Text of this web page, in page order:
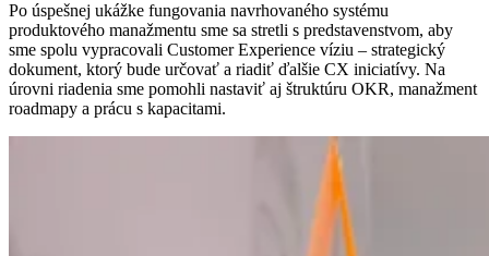
Po úspešnej ukážke fungovania navrhovaného systému
produktového manažmentu sme sa stretli s predstavenstvom, aby
sme spolu vypracovali Customer Experience víziu – strategický
dokument, ktorý bude určovať a riadiť ďalšie CX iniciatívy. Na
úrovni riadenia sme pomohli nastaviť aj štruktúru OKR, manažment
roadmapy a prácu s kapacitami.